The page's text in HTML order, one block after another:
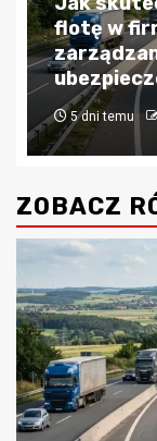
Kredyty
4 tygodnie
ZOBACZ